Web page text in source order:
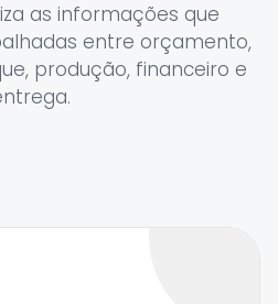
as informações que
entre orçamento,
produção, financeiro e